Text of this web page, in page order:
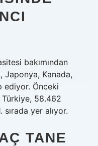
bakımından
Japonya, Kanada,
ediyor. Önceki
Türkiye, 58.462
yer alıyor.
TANE